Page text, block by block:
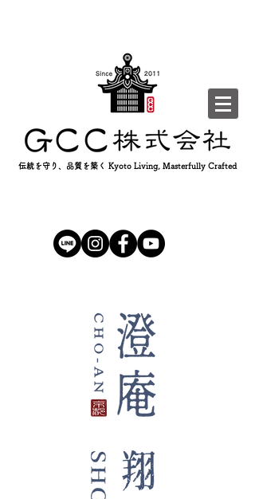
伝統を守り、品質を築く Kyoto Living, Masterfully Crafted